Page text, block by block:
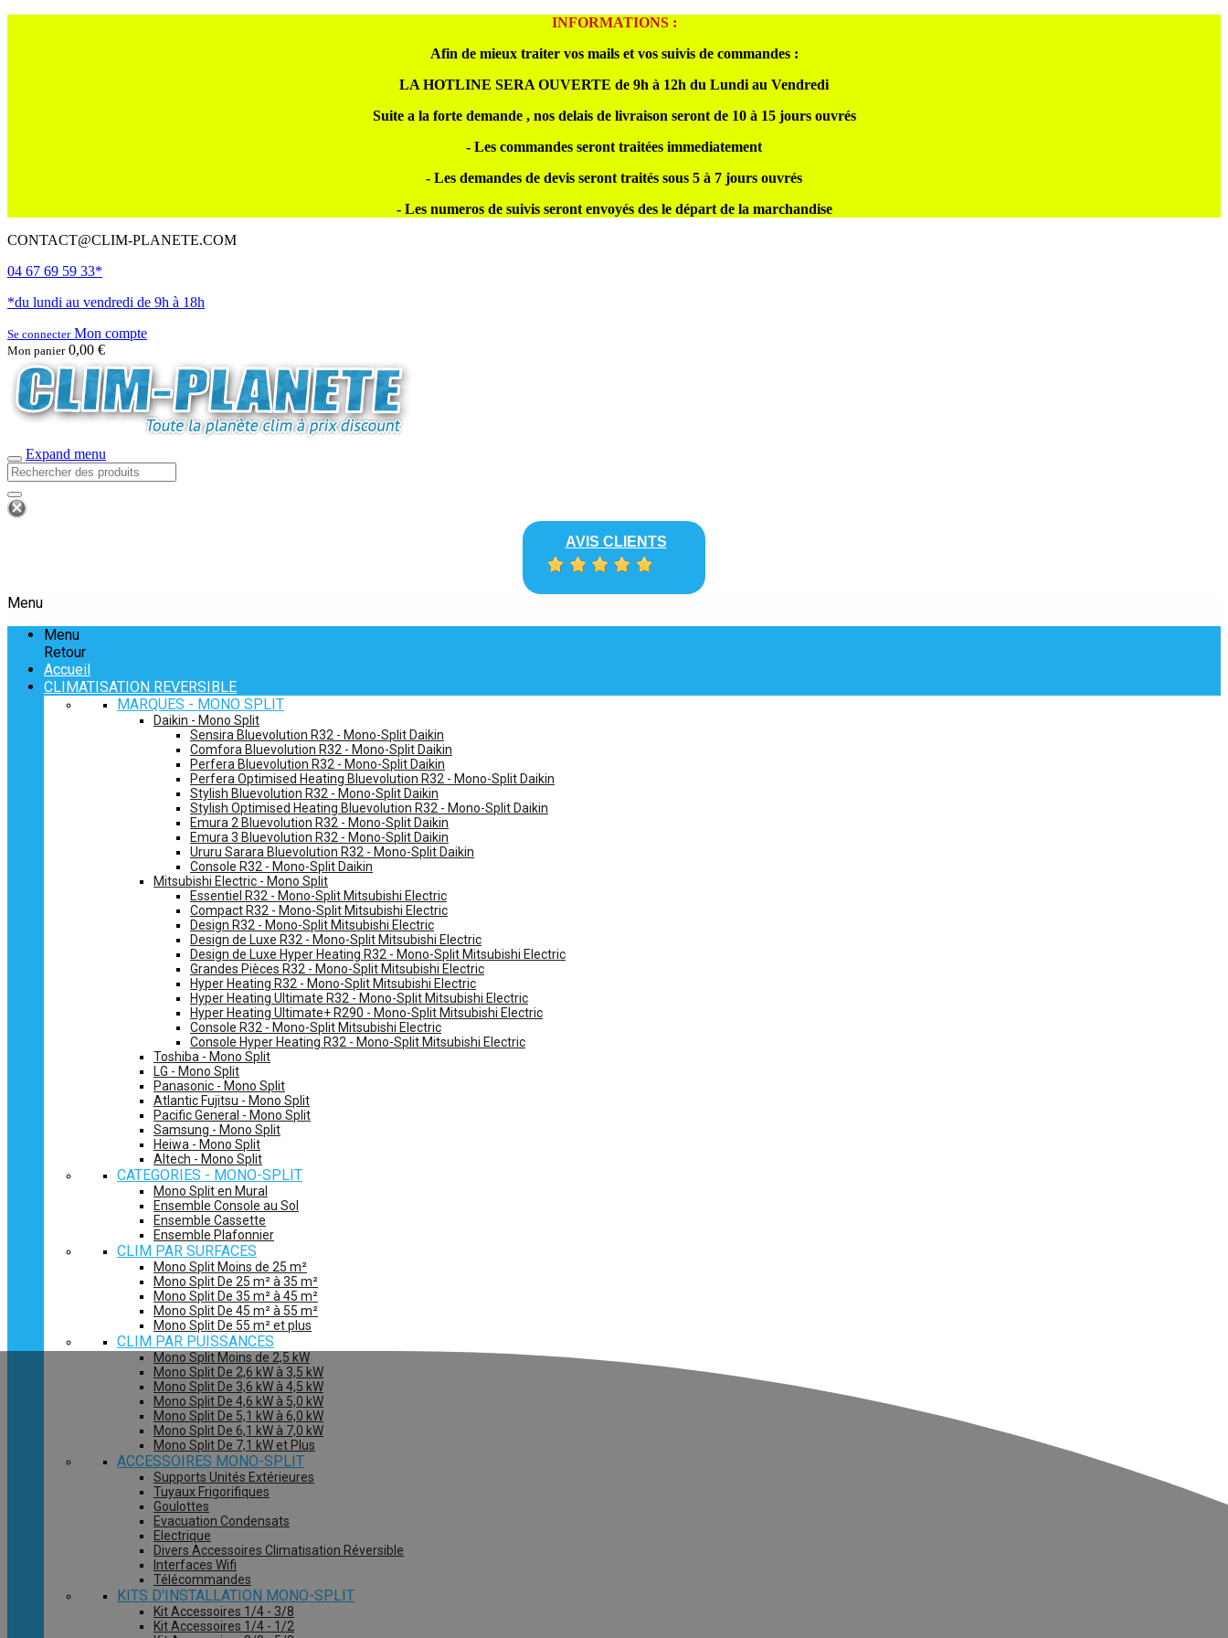
INFORMATIONS :
Afin de mieux traiter vos mails et vos suivis de commandes :
LA HOTLINE SERA OUVERTE de 9h à 12h du Lundi au Vendredi
Suite a la forte demande , nos delais de livraison seront de 10 à 15 jours ouvrés
- Les commandes seront traitées immediatement
- Les demandes de devis seront traités sous 5 à 7 jours ouvrés
- Les numeros de suivis seront envoyés des le départ de la marchandise
CONTACT@CLIM-PLANETE.COM
04 67 69 59 33*
*du lundi au vendredi de 9h à 18h
Se connecterMon compte
Mon panier 0,00 €
Expand menu
AVIS CLIENTS
Menu
Menu
Retour
Accueil
CLIMATISATION REVERSIBLE
MARQUES - MONO SPLIT
Daikin - Mono Split
Sensira Bluevolution R32 - Mono-Split Daikin
Comfora Bluevolution R32 - Mono-Split Daikin
Perfera Bluevolution R32 - Mono-Split Daikin
Perfera Optimised Heating Bluevolution R32 - Mono-Split Daikin
Stylish Bluevolution R32 - Mono-Split Daikin
Stylish Optimised Heating Bluevolution R32 - Mono-Split Daikin
Emura 2 Bluevolution R32 - Mono-Split Daikin
Emura 3 Bluevolution R32 - Mono-Split Daikin
Ururu Sarara Bluevolution R32 - Mono-Split Daikin
Console R32 - Mono-Split Daikin
Mitsubishi Electric - Mono Split
Essentiel R32 - Mono-Split Mitsubishi Electric
Compact R32 - Mono-Split Mitsubishi Electric
Design R32 - Mono-Split Mitsubishi Electric
Design de Luxe R32 - Mono-Split Mitsubishi Electric
Design de Luxe Hyper Heating R32 - Mono-Split Mitsubishi Electric
Grandes Pièces R32 - Mono-Split Mitsubishi Electric
Hyper Heating R32 - Mono-Split Mitsubishi Electric
Hyper Heating Ultimate R32 - Mono-Split Mitsubishi Electric
Hyper Heating Ultimate+ R290 - Mono-Split Mitsubishi Electric
Console R32 - Mono-Split Mitsubishi Electric
Console Hyper Heating R32 - Mono-Split Mitsubishi Electric
Toshiba - Mono Split
LG - Mono Split
Panasonic - Mono Split
Atlantic Fujitsu - Mono Split
Pacific General - Mono Split
Samsung - Mono Split
Heiwa - Mono Split
Altech - Mono Split
CATEGORIES - MONO-SPLIT
Mono Split en Mural
Ensemble Console au Sol
Ensemble Cassette
Ensemble Plafonnier
CLIM PAR SURFACES
Mono Split Moins de 25 m²
Mono Split De 25 m² à 35 m²
Mono Split De 35 m² à 45 m²
Mono Split De 45 m² à 55 m²
Mono Split De 55 m² et plus
CLIM PAR PUISSANCES
Mono Split Moins de 2,5 kW
Mono Split De 2,6 kW à 3,5 kW
Mono Split De 3,6 kW à 4,5 kW
Mono Split De 4,6 kW à 5,0 kW
Mono Split De 5,1 kW à 6,0 kW
Mono Split De 6,1 kW à 7,0 kW
Mono Split De 7,1 kW et Plus
ACCESSOIRES MONO-SPLIT
Supports Unités Extérieures
Tuyaux Frigorifiques
Goulottes
Evacuation Condensats
Electrique
Divers Accessoires Climatisation Réversible
Interfaces Wifi
Télécommandes
KITS D'INSTALLATION MONO-SPLIT
Kit Accessoires 1/4 - 3/8
Kit Accessoires 1/4 - 1/2